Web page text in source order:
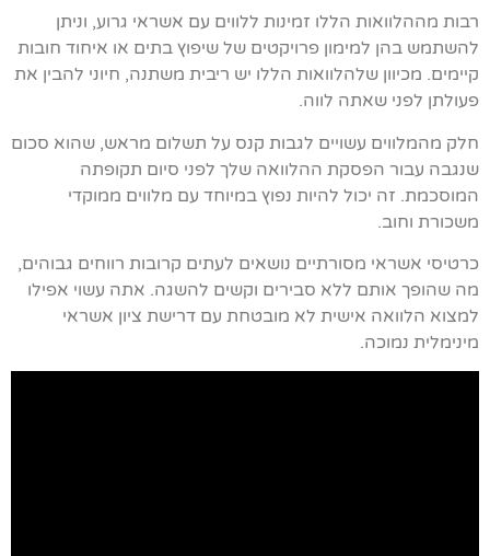
רבות מההלוואות הללו זמינות ללווים עם אשראי גרוע, וניתן
להשתמש בהן למימון פרויקטים של שיפוץ בתים או איחוד חובות
קיימים. מכיוון שלהלוואות הללו יש ריבית משתנה, חיוני להבין את
פעולתן לפני שאתה לווה.
חלק מהמלווים עשויים לגבות קנס על תשלום מראש, שהוא סכום
שנגבה עבור הפסקת ההלוואה שלך לפני סיום תקופתה
המוסכמת. זה יכול להיות נפוץ במיוחד עם מלווים ממוקדי
משכורת וחוב.
כרטיסי אשראי מסורתיים נושאים לעתים קרובות רווחים גבוהים,
מה שהופך אותם ללא סבירים וקשים להשגה. אתה עשוי אפילו
למצוא הלוואה אישית לא מובטחת עם דרישת ציון אשראי
מינימלית נמוכה.